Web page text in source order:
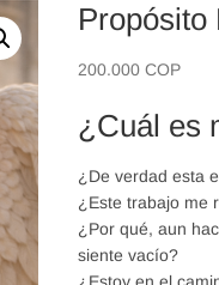
Propósito
200.000 COP
¿Cuál es
¿De verdad esta
¿Este trabajo me
¿Por qué, aun
siente vacío?